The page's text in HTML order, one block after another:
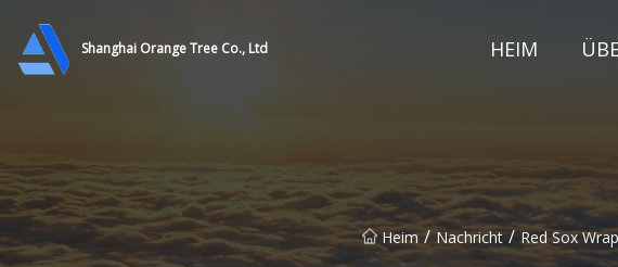
Shanghai Orange Tree Co., Ltd HEIM
Heim / Nachricht / Red Sox